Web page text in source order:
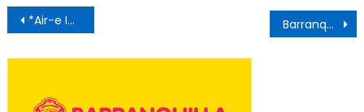
Post
navigation
*Air-e Intervenida fortalece la seguridad digital con la renovación de su sitio web* Barranquilla recibe el máximo reconocimiento de la ONU.